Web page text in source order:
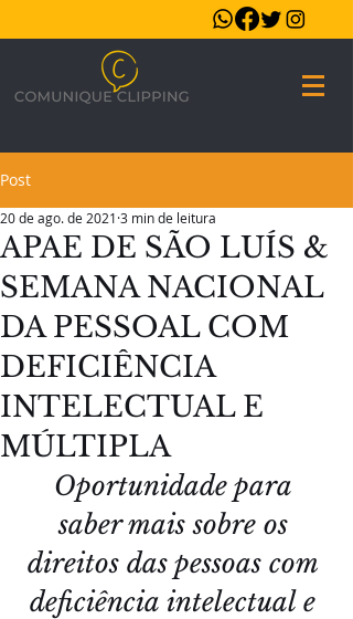
Post
APAE DE SÃO LUÍS &
SEMANA NACIONAL
DA PESSOAL COM
DEFICIÊNCIA
INTELECTUAL E
MÚLTIPLA
20 de ago. de 2021 3 min de leitura
Oportunidade para
saber mais sobre os
direitos das pessoas com
deficiência intelectual e